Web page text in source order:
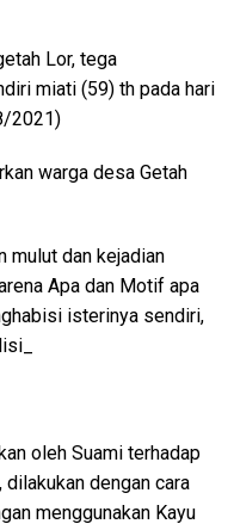
Lor, tega
miati (59) th pada hari
2021)
warga desa Getah
mulut dan kejadian
Apa dan Motif apa
isterinya sendiri,
oleh Suami terhadap
dengan cara
menggunakan Kayu